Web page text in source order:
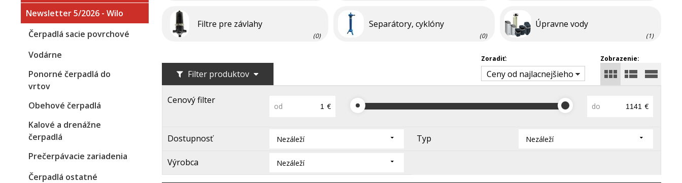
Filtre pre závlahy
(0)
Separátory, cyklóny
(0)
Úpravne vody
(1)
Filter produktov
Zobrazenie:
Zoradiť:
Ceny od najlacnejšieho
Cenový filter
od € do €
Dostupnosť Nezáleží Typ Nezáleží
Výrobca Nezáleží
Newsletter 5/2026 - Wilo
Čerpadlá sacie povrchové
Vodárne
Ponorné čerpadlá do
vrtov
Obehové čerpadlá
Kalové a drenážne
čerpadlá
Prečerpávacie zariadenia
Čerpadlá ostatné